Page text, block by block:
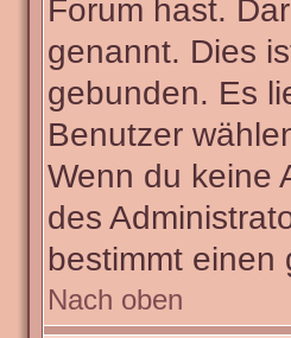
Forum hast.
genannt. Dies
gebunden. Es
Benutzer
Wenn du keine
des
bestimmt einen
Nach oben